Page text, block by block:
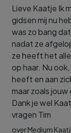
Lieve Kaatje Ik
gidsen mij nu
was zo bang
nadat ze
ze heeft het
op haar. Nu
heeft en aan
maar zoals
Dank je wel
vragen Tim
over Medium